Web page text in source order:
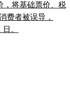
，将基础票价、税
费者被误导，
。